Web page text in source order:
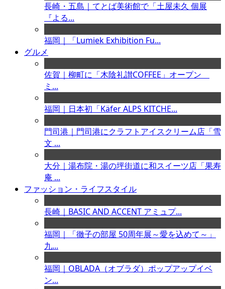
長崎・五島｜てとば美術館で「土屋未久 個展
『よる...
福岡｜「Lumiek Exhibition Fu...
グルメ
佐賀｜柳町に「木陰礼讃COFFEE」オープン
ミ...
福岡｜日本初「Käfer ALPS KITCHE...
門司港｜門司港にクラフトアイスクリーム店「雪
文 ...
大分｜湯布院・湯の坪街道に和スイーツ店「果寿
庵 ...
ファッション・ライフスタイル
長崎｜BASIC AND ACCENT アミュプ...
福岡｜「徹子の部屋 50周年展～愛を込めて～」
九...
福岡｜OBLADA（オブラダ）ポップアップイベ
ン...